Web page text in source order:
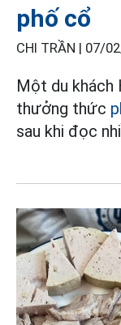
phố cổ
CHI TRẦN | 07/
Một du khách
thưởng thức
sau khi đọc